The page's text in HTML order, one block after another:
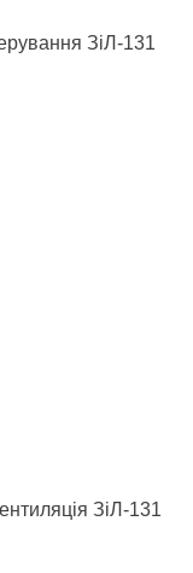
ЗіЛ-131
ЗіЛ-131